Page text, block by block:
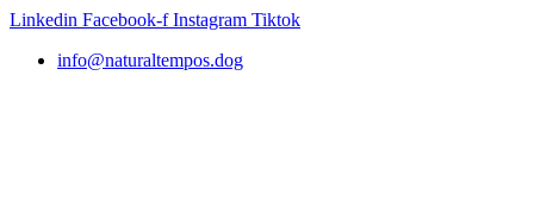
Ir
contenido
Linkedin Facebook-f Instagram Tiktok
info@naturaltempos.dog